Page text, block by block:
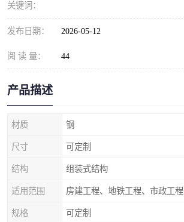
关键词：
发布日期： 2026-05-12
阅 读 量： 44
产品描述
材质 钢
尺寸 可定制
结构 组装式结构
适用范围 房建工程、地铁工程、市政工程
规格 可定制